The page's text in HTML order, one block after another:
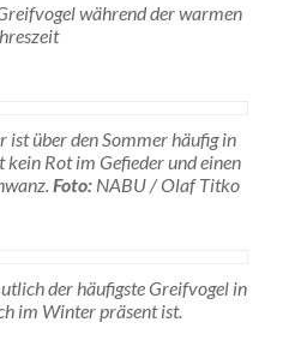
während der warmen
ist über den Sommer häufig in
kein Rot im Gefieder und einen
Foto: NABU / Olaf Titko
der häufigste Greifvogel in
im Winter präsent ist.